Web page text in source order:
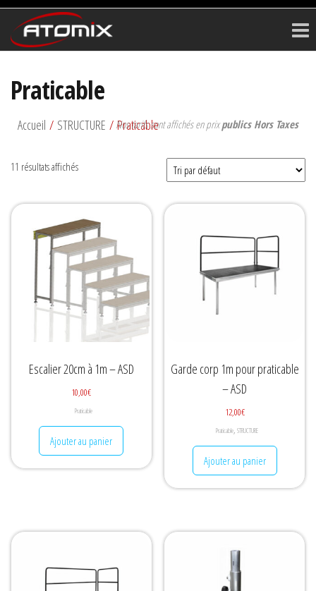
Praticable
Accueil / STRUCTURE / Praticable
Nos tarifs sont affichés en prixpublics Hors Taxes
11 résultats affichés
Escalier 20cm à 1m – ASD
10,00€
Praticable
Ajouter au panier
Garde corp 1m pour praticable
– ASD
12,00€
Praticable, STRUCTURE
Ajouter au panier